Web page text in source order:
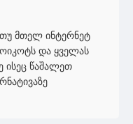
მთელ ინტერნეტ
და ყველას
ისეც წაშალეთ